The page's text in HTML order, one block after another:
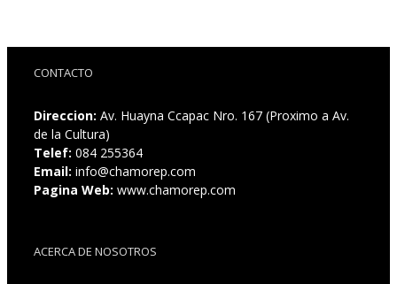
CONTACTO
Direccion: Av. Huayna Ccapac Nro. 167 (Proximo a Av.
de la Cultura)
Telef: 084 255364
Email: info@chamorep.com
Pagina Web: www.chamorep.com
ACERCA DE NOSOTROS